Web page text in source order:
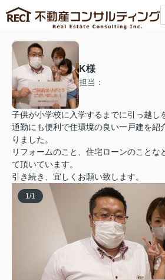
K様
担当：
子供が小学校に入学するまでに引っ越し
通勤にも便利で住環境の良い一戸建を紹
りました。
リフォームのこと、住宅ローンのことな
て頂いています。
引き続き、宜しくお願い致します。
1/1